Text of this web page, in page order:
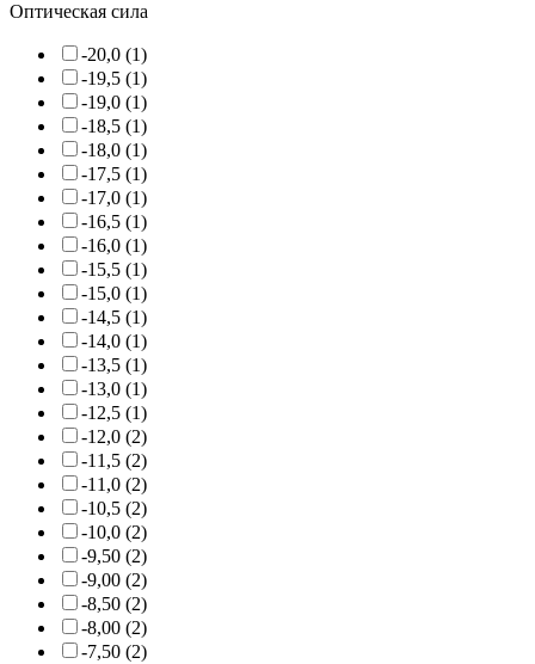
Оптическая сила
-20,0 (1)
-19,5 (1)
-19,0 (1)
-18,5 (1)
-18,0 (1)
-17,5 (1)
-17,0 (1)
-16,5 (1)
-16,0 (1)
-15,5 (1)
-15,0 (1)
-14,5 (1)
-14,0 (1)
-13,5 (1)
-13,0 (1)
-12,5 (1)
-12,0 (2)
-11,5 (2)
-11,0 (2)
-10,5 (2)
-10,0 (2)
-9,50 (2)
-9,00 (2)
-8,50 (2)
-8,00 (2)
-7,50 (2)